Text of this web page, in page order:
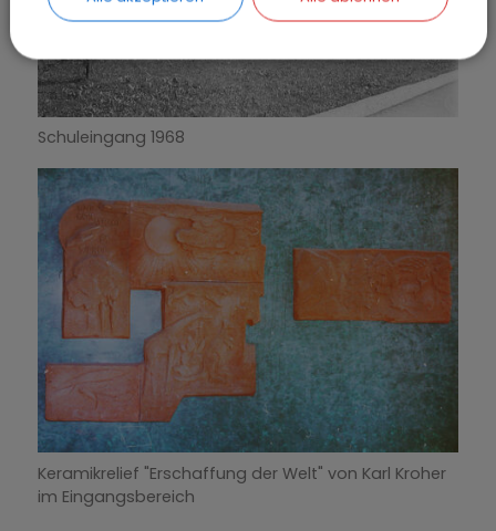
Schuleingang 1968
Keramikrelief "Erschaffung der Welt" von Karl Kroher
im Eingangsbereich